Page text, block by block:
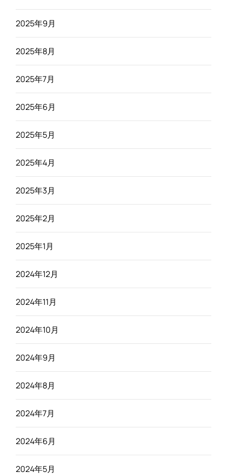
2025年9月
2025年8月
2025年7月
2025年6月
2025年5月
2025年4月
2025年3月
2025年2月
2025年1月
2024年12月
2024年11月
2024年10月
2024年9月
2024年8月
2024年7月
2024年6月
2024年5月